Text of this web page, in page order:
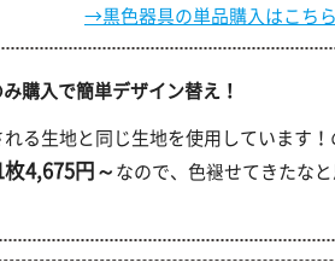
→黒色器具の単品購入はこちら
購入で簡単デザイン替え！
る生地と同じ生地を使用しています
枚4,675円～なので、色褪せてきたな